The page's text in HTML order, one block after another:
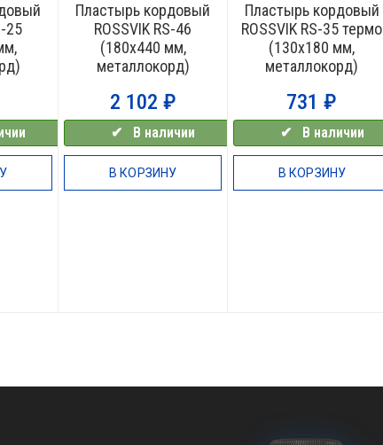
25
Пластырь кордовый
ROSSVIK RS-46
(180х440 мм,
металлокорд)
2 102 ₽
✔⠀В наличии
В КОРЗИНУ
Пластырь кордовый
ROSSVIK RS-35 термо
(130х180 мм,
металлокорд)
731₽
✔⠀В наличии
В КОРЗИНУ